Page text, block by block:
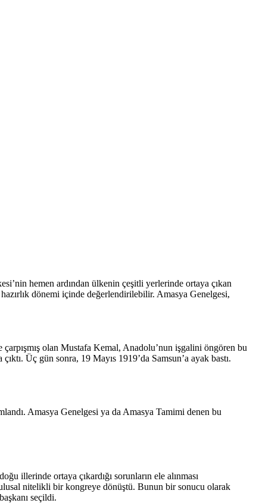
hemen ardından ülkenin çeşitli yerlerinde ortaya çıkan
dönemi içinde değerlendirilebilir. Amasya Genelgesi,
çarpışmış olan Mustafa Kemal, Anadolu’nun işgalini öngören bu
Üç gün sonra, 19 Mayıs 1919’da Samsun’a ayak bastı.
Amasya Genelgesi ya da Amasya Tamimi denen bu
illerinde ortaya çıkardığı sorunların ele alınması
nitelikli bir kongreye dönüştü. Bunun bir sonucu olarak
seçildi.